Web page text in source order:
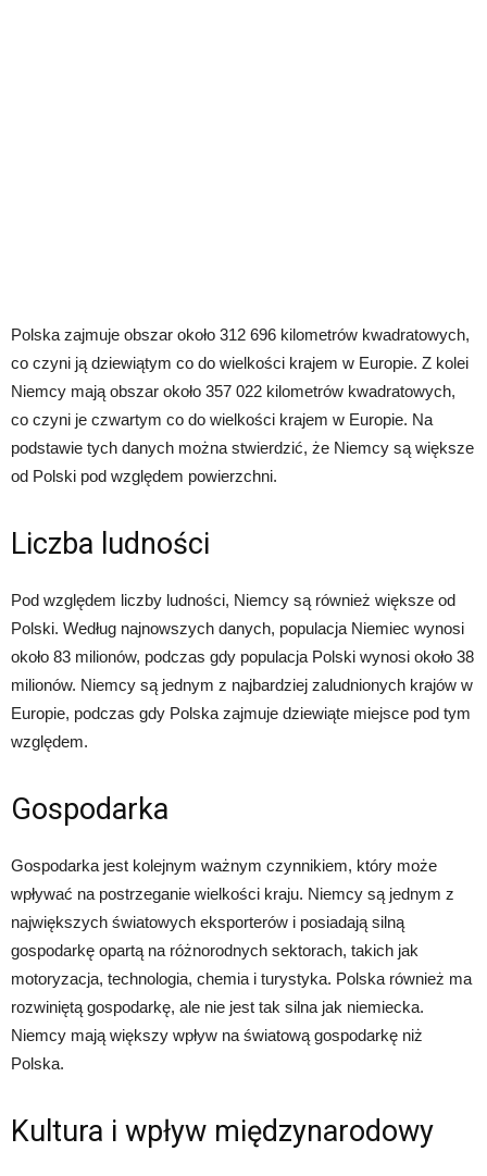
Polska zajmuje obszar około 312 696 kilometrów kwadratowych,
co czyni ją dziewiątym co do wielkości krajem w Europie. Z kolei
Niemcy mają obszar około 357 022 kilometrów kwadratowych,
co czyni je czwartym co do wielkości krajem w Europie. Na
podstawie tych danych można stwierdzić, że Niemcy są większe
od Polski pod względem powierzchni.
Liczba ludności
Pod względem liczby ludności, Niemcy są również większe od
Polski. Według najnowszych danych, populacja Niemiec wynosi
około 83 milionów, podczas gdy populacja Polski wynosi około 38
milionów. Niemcy są jednym z najbardziej zaludnionych krajów w
Europie, podczas gdy Polska zajmuje dziewiąte miejsce pod tym
względem.
Gospodarka
Gospodarka jest kolejnym ważnym czynnikiem, który może
wpływać na postrzeganie wielkości kraju. Niemcy są jednym z
największych światowych eksporterów i posiadają silną
gospodarkę opartą na różnorodnych sektorach, takich jak
motoryzacja, technologia, chemia i turystyka. Polska również ma
rozwiniętą gospodarkę, ale nie jest tak silna jak niemiecka.
Niemcy mają większy wpływ na światową gospodarkę niż
Polska.
Kultura i wpływ międzynarodowy